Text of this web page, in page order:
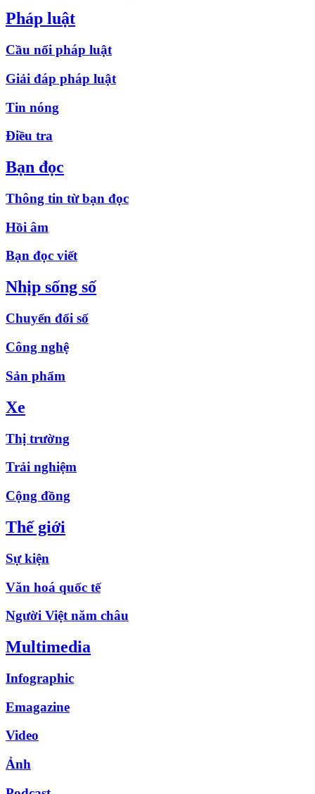
Pháp luật
Cầu nối pháp luật
Giải đáp pháp luật
Tin nóng
Điều tra
Bạn đọc
Thông tin từ bạn đọc
Hồi âm
Bạn đọc viết
Nhịp sống số
Chuyển đổi số
Công nghệ
Sản phẩm
Xe
Thị trường
Trải nghiệm
Cộng đồng
Thế giới
Sự kiện
Văn hoá quốc tế
Người Việt năm châu
Multimedia
Infographic
Emagazine
Video
Ảnh